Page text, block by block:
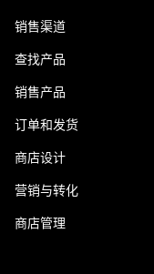
销售渠道
查找产品
销售产品
订单和发货
商店设计
营销与转化
商店管理